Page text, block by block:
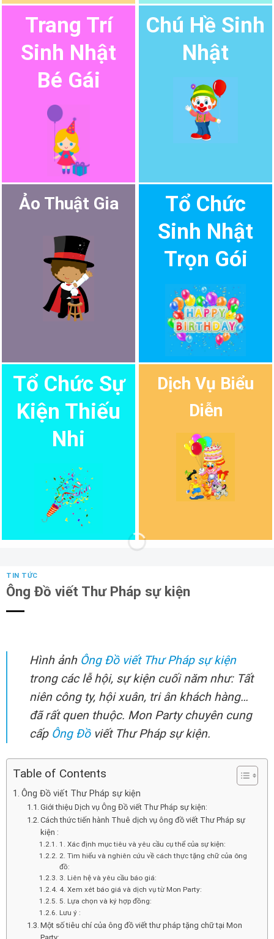
Trang Trí
Sinh Nhật
Bé Gái
Chú Hề Sinh
Nhật
Ảo Thuật Gia
Tổ Chức
Sinh Nhật
Trọn Gói
Tổ Chức Sự
Kiện Thiếu
Nhi
Dịch Vụ Biểu
Diễn
TIN TỨC
Ông Đồ viết Thư Pháp sự kiện
Hình ảnh Ông Đồ viết Thư Pháp sự kiện
trong các lễ hội, sự kiện cuối năm như: Tất
niên công ty, hội xuân, tri ân khách hàng…
đã rất quen thuộc. Mon Party chuyên cung
cấp Ông Đồviết Thư Pháp sự kiện.
Table of Contents
Ông Đồ viết Thư Pháp sự kiện
Giới thiệu Dịch vụ Ông Đồ viết Thư Pháp sự kiện:
Cách thức tiến hành Thuê dịch vụ ông đồ viết Thư Pháp sự
kiện :
1. Xác định mục tiêu và yêu cầu cụ thể của sự kiện:
2. Tìm hiểu và nghiên cứu về cách thực tặng chữ của ông
đồ:
3. Liên hệ và yêu cầu báo giá:
4. Xem xét báo giá và dịch vụ từ Mon Party:
5. Lựa chọn và ký hợp đồng:
Lưu ý :
Một số tiêu chí của ông đồ viết thư pháp tặng chữ tại Mon